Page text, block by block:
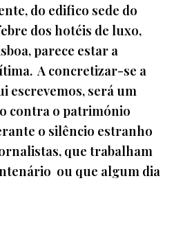
do edifico sede do
dos hotéis de luxo,
parece estar a
A concretizar-se a
escrevemos, será um
contra o património
o silêncio estranho
que trabalham
ou que algum dia